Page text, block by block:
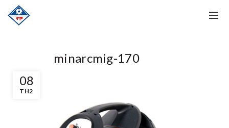
08
TH2
minarcmig-170